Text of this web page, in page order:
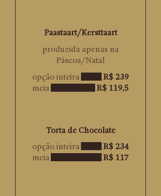
Paastaart/Kersttaart
produzida apenas na
Páscoa/Natal
opção inteira
R$ 239
meia
R$ 119,5
Torta de Chocolate
opção inteira
R$ 234
meia
R$ 117